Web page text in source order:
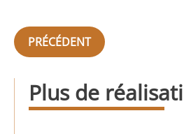
PRÉCÉDENT
Plus de